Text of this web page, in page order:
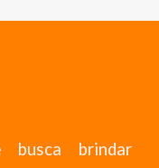
busca brindar